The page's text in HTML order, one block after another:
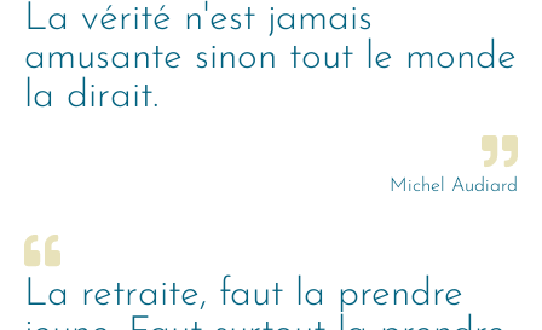
La vérité n'est jamais
amusante sinon tout le monde
la dirait.
Michel Audiard
La retraite, faut la prendre